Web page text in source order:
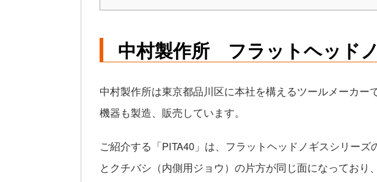
中村製作所 フラットヘッド
中村製作所は東京都品川区に本社を構えるツールメーカー
機器も製造、販売しています。
ご紹介する「PITA40」は、フラットヘッドノギスシリー
とクチバシ（内側用ジョウ）の片方が同じ面になっており